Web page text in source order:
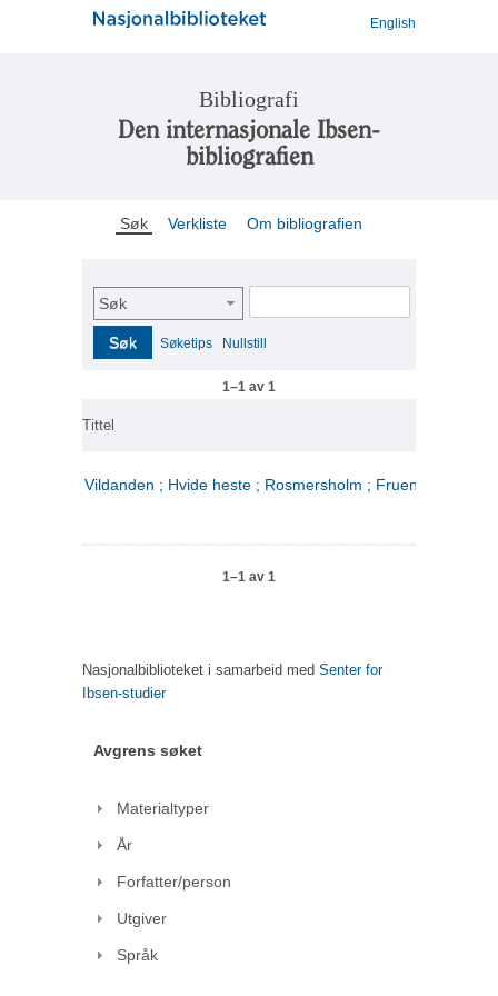
English
Bibliografi
Den internasjonale Ibsen-
bibliografien
Søk Verkliste Om bibliografien
Søk
Søk Søketips Nullstill
1–1 av 1
Tittel
Vildanden ; Hvide heste ; Rosmersholm ; Fruen fra havet
1–1 av 1
Nasjonalbiblioteket i samarbeid med Senter for
Ibsen-studier
Avgrens søket
Materialtyper
År
Forfatter/person
Utgiver
Språk